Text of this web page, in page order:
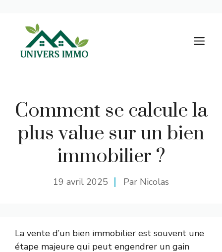
contenu
Comment se calcule la
plus value sur un bien
immobilier ?
19 avril 2025 Par Nicolas
La vente d’un bien immobilier est souvent une
étape majeure qui peut engendrer un gain